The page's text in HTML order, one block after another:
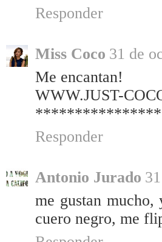
Responder
Miss Coco 31 de
Me encantan!
WWW.JUST-
Responder
Antonio Jurado
me gustan mucho,
cuero negro, me